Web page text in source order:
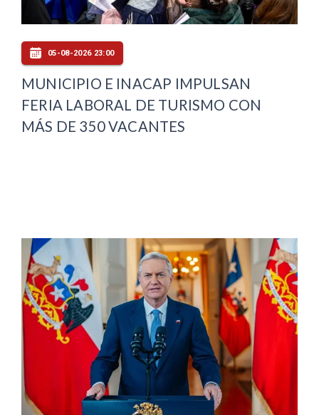
05-08-2026 23:00
MUNICIPIO E INACAP IMPULSAN
FERIA LABORAL DE TURISMO CON
MÁS DE 350 VACANTES